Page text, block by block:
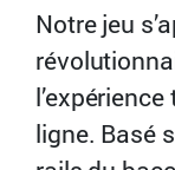
Notre jeu
ligne. Basé